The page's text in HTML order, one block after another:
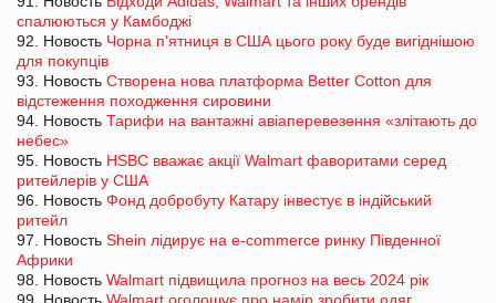
спалюються у Камбоджі
92. Новость Чорна п'ятниця в США цього року буде вигіднішою
для покупців
93. Новость Створена нова платформа Better Cotton для
відстеження походження сировини
94. Новость Тарифи на вантажні авіаперевезення «злітають до
небес»
95. Новость HSBC вважає акції Walmart фаворитами серед
ритейлерів у США
96. Новость Фонд добробуту Катару інвестує в індійський
ритейл
97. Новость Shein лідирує на e-commerce ринку Південної
Африки
98. Новость Walmart підвищила прогноз на весь 2024 рік
99. Новость Walmart оголошує про намір зробити одяг